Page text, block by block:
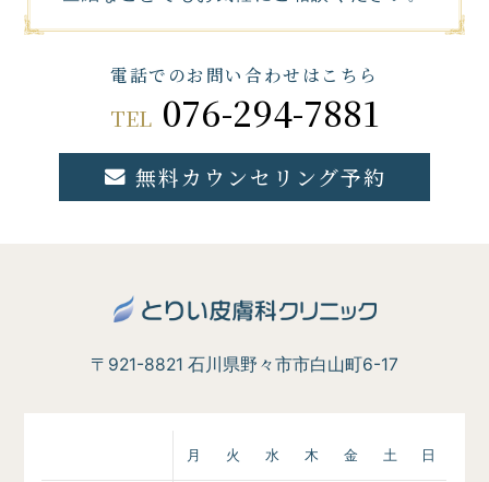
電話でのお問い合わせはこちら
TEL 076-294-7881
無料カウンセリング予約
〒921-8821 石川県野々市市白山町6-17
月 火 水 木 金 土 日